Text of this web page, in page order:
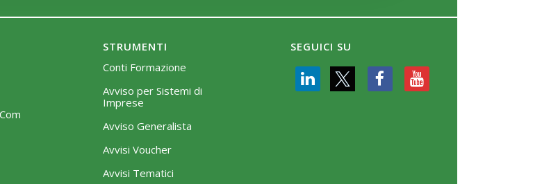
STRUMENTI
Conti Formazione
Avviso per Sistemi di
Imprese
Avviso Generalista
Avvisi Voucher
Avvisi Tematici
SEGUICI SU